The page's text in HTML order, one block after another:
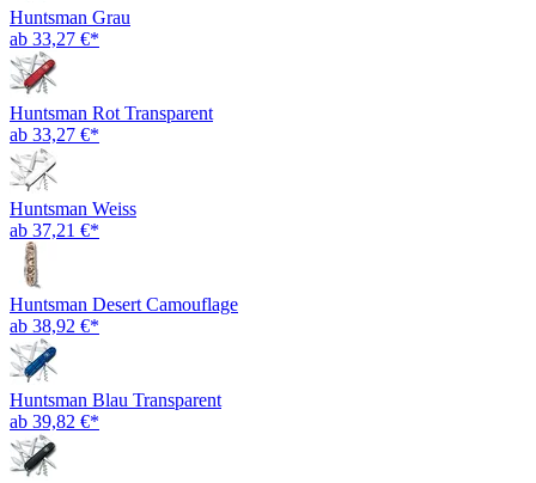
Huntsman Grau
ab 33,27 €*
Huntsman Rot Transparent
ab 33,27 €*
Huntsman Weiss
ab 37,21 €*
Huntsman Desert Camouflage
ab 38,92 €*
Huntsman Blau Transparent
ab 39,82 €*